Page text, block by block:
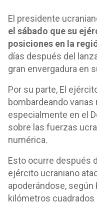
El presidente
el sábado que su
posiciones en la
días después del
gran envergadura en
Por su parte, El
bombardeando varias
especialmente en el
sobre las fuerzas
numérica.
Esto ocurre después
ejército ucraniano
apoderándose, según
kilómetros